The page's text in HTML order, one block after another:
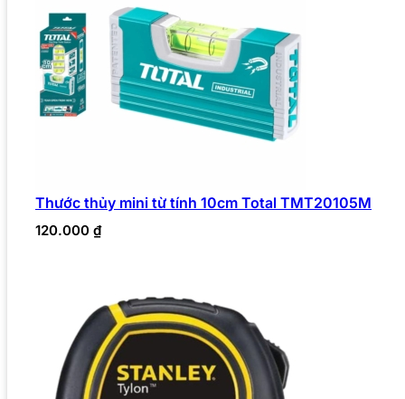
Thước thủy mini từ tính 10cm Total TMT20105M
120.000 ₫